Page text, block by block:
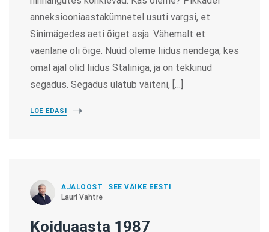
anneksiooniaastakümnetel usuti vargsi, et
Sinimägedes aeti õiget asja. Vähemalt et
vaenlane oli õige. Nüüd oleme liidus nendega, kes
omal ajal olid liidus Staliniga, ja on tekkinud
segadus. Segadus ulatub väiteni, […]
LOE EDASI
AJALOOST
SEE VÄIKE EESTI
Lauri Vahtre
Koiduaasta 1987